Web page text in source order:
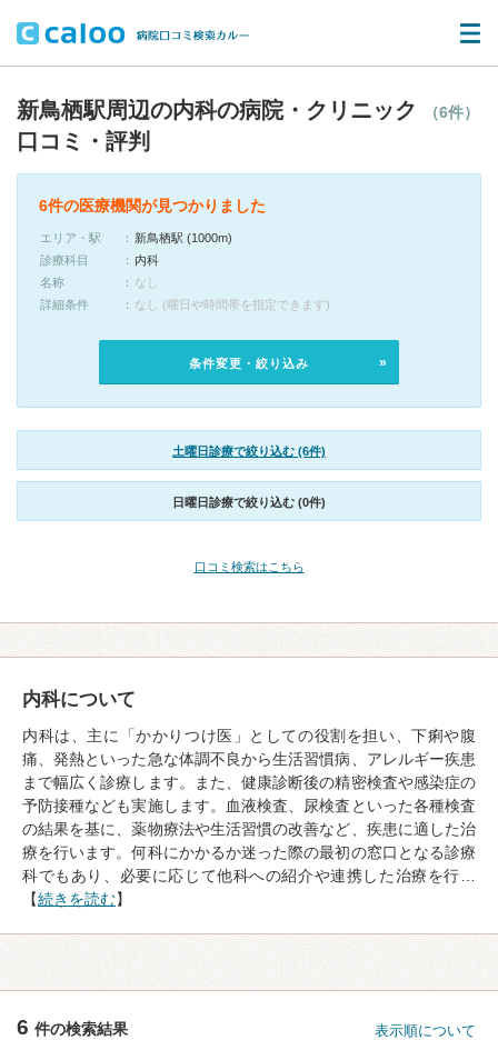
新鳥栖駅周辺の内科の病院・クリニック （6件）
口コミ・評判
6件の医療機関が見つかりました
エリア・駅
新鳥栖駅 (1000m)
診療科目
内科
名称
なし
詳細条件
なし (曜日や時間帯を指定できます)
条件変更・絞り込み
土曜日診療で絞り込む (6件)
日曜日診療で絞り込む (0件)
口コミ検索はこちら
内科について
内科は、主に「かかりつけ医」としての役割を担い、下痢や腹
痛、発熱といった急な体調不良から生活習慣病、アレルギー疾患
まで幅広く診療します。また、健康診断後の精密検査や感染症の
予防接種なども実施します。血液検査、尿検査といった各種検査
の結果を基に、薬物療法や生活習慣の改善など、疾患に適した治
療を行います。何科にかかるか迷った際の最初の窓口となる診療
科でもあり、必要に応じて他科への紹介や連携した治療を行…
【続きを読む】
6 件の検索結果 表示順について